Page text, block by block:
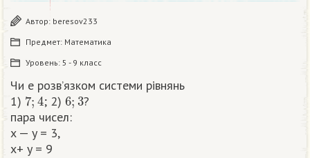
Автор: beresov233
Предмет: Математика
Уровень: 5 - 9 класс
Чи е розв’язком системи рівнянь
1) 7; 4; 2) 6;3?
пара чисел:
x — y = 3,
х+ y = 9 ​